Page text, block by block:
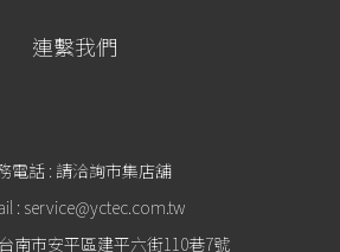
連繫我們
電話 : 請洽詢市集店舖
: service@yctec.com.tw
南市安平區建平六街110巷7號